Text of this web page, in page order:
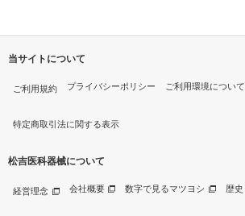
当サイトについて
ご利用規約 プライバシーポリシー ご利用環境について
特定商取引法に関する表示
松吉医科器械について
経営理念 会社概要 数字で見るマツヨシ 歴史